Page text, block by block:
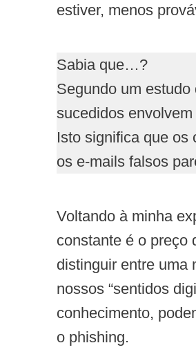
estiver, menos
Sabia que…?
Segundo um
sucedidos
Isto significa que os
os e-mails falsos
Voltando à minha
constante é o preço
distinguir entre uma
nossos “sentidos
conhecimento,
o phishing.